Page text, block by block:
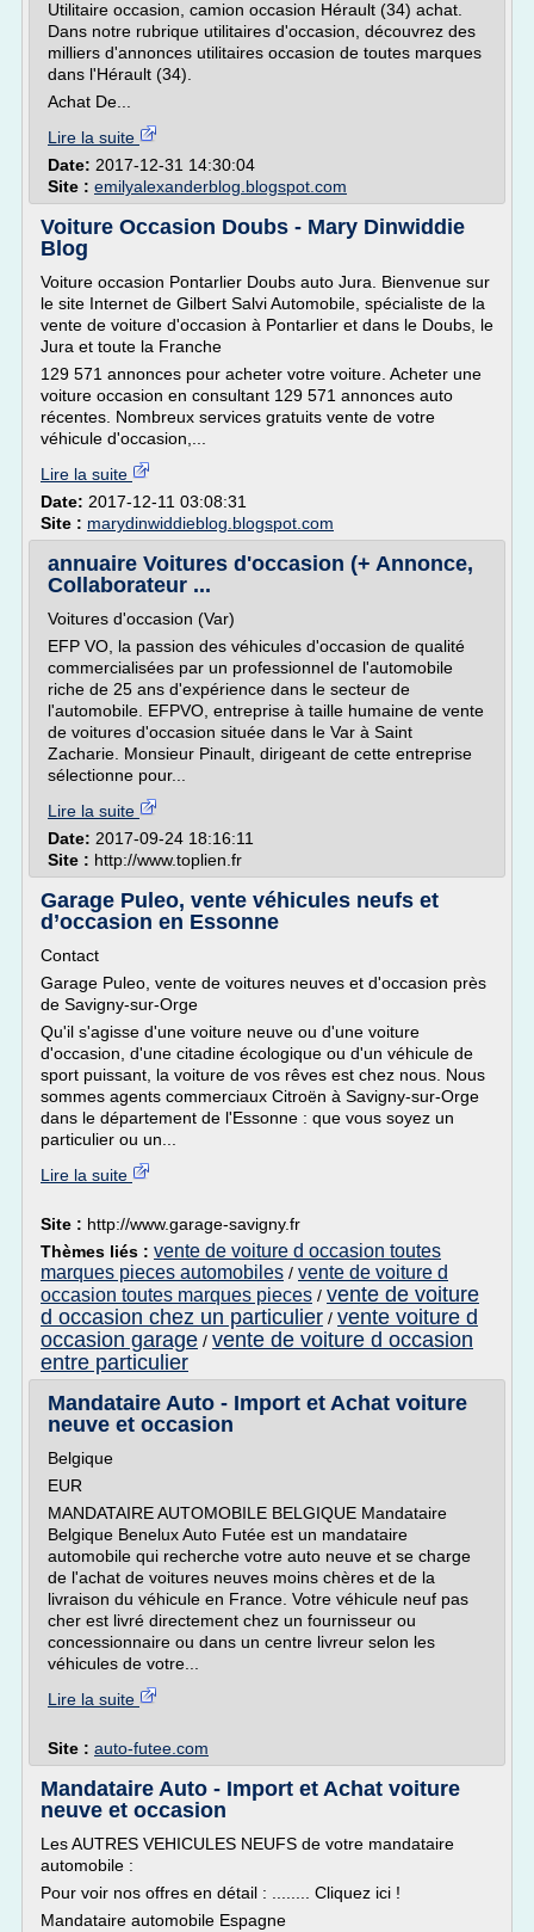
Utilitaire occasion, camion occasion Hérault (34) achat.
Dans notre rubrique utilitaires d'occasion, découvrez des
milliers d'annonces utilitaires occasion de toutes marques
dans l'Hérault (34).
Achat De...
Lire la suite
Date: 2017-12-31 14:30:04
Site : emilyalexanderblog.blogspot.com
Voiture Occasion Doubs - Mary Dinwiddie
Blog
Voiture occasion Pontarlier Doubs auto Jura. Bienvenue sur
le site Internet de Gilbert Salvi Automobile, spécialiste de la
vente de voiture d'occasion à Pontarlier et dans le Doubs, le
Jura et toute la Franche
129 571 annonces pour acheter votre voiture. Acheter une
voiture occasion en consultant 129 571 annonces auto
récentes. Nombreux services gratuits vente de votre
véhicule d'occasion,...
Lire la suite
Date: 2017-12-11 03:08:31
Site : marydinwiddieblog.blogspot.com
annuaire Voitures d'occasion (+ Annonce,
Collaborateur ...
Voitures d'occasion (Var)
EFP VO, la passion des véhicules d'occasion de qualité
commercialisées par un professionnel de l'automobile
riche de 25 ans d'expérience dans le secteur de
l'automobile. EFPVO, entreprise à taille humaine de vente
de voitures d'occasion située dans le Var à Saint
Zacharie. Monsieur Pinault, dirigeant de cette entreprise
sélectionne pour...
Lire la suite
Date: 2017-09-24 18:16:11
Site : http://www.toplien.fr
Garage Puleo, vente véhicules neufs et
d’occasion en Essonne
Contact
Garage Puleo, vente de voitures neuves et d'occasion près
de Savigny-sur-Orge
Qu'il s'agisse d'une voiture neuve ou d'une voiture
d'occasion, d'une citadine écologique ou d'un véhicule de
sport puissant, la voiture de vos rêves est chez nous. Nous
sommes agents commerciaux Citroën à Savigny-sur-Orge
dans le département de l'Essonne : que vous soyez un
particulier ou un...
Lire la suite
Site : http://www.garage-savigny.fr
Thèmes liés : vente de voiture d occasion toutes
marques pieces automobiles / vente de voiture d
occasion toutes marques pieces / vente de voiture
d occasion chez un particulier / vente voiture d
occasion garage / vente de voiture d occasion
entre particulier
Mandataire Auto - Import et Achat voiture
neuve et occasion
Belgique
EUR
MANDATAIRE AUTOMOBILE BELGIQUE Mandataire
Belgique Benelux Auto Futée est un mandataire
automobile qui recherche votre auto neuve et se charge
de l'achat de voitures neuves moins chères et de la
livraison du véhicule en France. Votre véhicule neuf pas
cher est livré directement chez un fournisseur ou
concessionnaire ou dans un centre livreur selon les
véhicules de votre...
Lire la suite
Site : auto-futee.com
Mandataire Auto - Import et Achat voiture
neuve et occasion
Les AUTRES VEHICULES NEUFS de votre mandataire
automobile :
Pour voir nos offres en détail : ........ Cliquez ici !
Mandataire automobile Espagne